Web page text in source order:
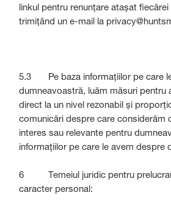
linkul pentru renunțare atașat
trimițând un e-mail la
5.3 Pe baza informațiilor pe care
dumneavoastră, luăm măsuri pentru
direct la un nivel rezonabil și
comunicări despre care considerăm
interes sau relevante pentru
informațiilor pe care le avem despre
6 Temeiul juridic pentru
caracter personal: